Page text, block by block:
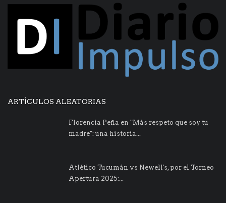
ARTÍCULOS ALEATORIAS
Florencia Peña en "Más respeto que soy tu
madre": una historia...
Atlético Tucumán vs Newell's, por el Torneo
Apertura 2025:...